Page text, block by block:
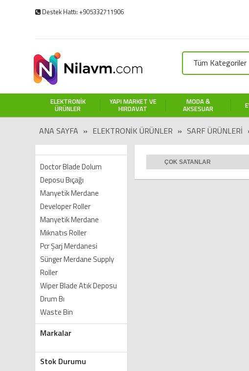
Destek Hattı: +905332711906
Tüm Kategoriler
ELEKTRONIK
ÜRÜNLER
YAPI MARKET VE
HIRDAVAT
MODA &
AKSESUAR
ANA SAYFA » ELEKTRONIK ÜRÜNLER » SARF ÜRÜNLERI
Doctor Blade Dolum
Deposu Bıçağı
Manyetik Merdane
Developer Roller
Manyetik Merdane
Mıknatıs Roller
Pcr Şarj Merdanesi
Sünger Merdane Supply
Roller
Wiper Blade Atık Deposu
Drum Bı
Waste Bin
Markalar
Stok Durumu
ÇOK SATANLAR